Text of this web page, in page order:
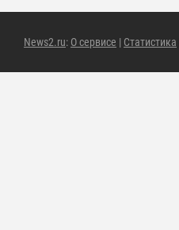
News2.ru: О сервисе | Статистика